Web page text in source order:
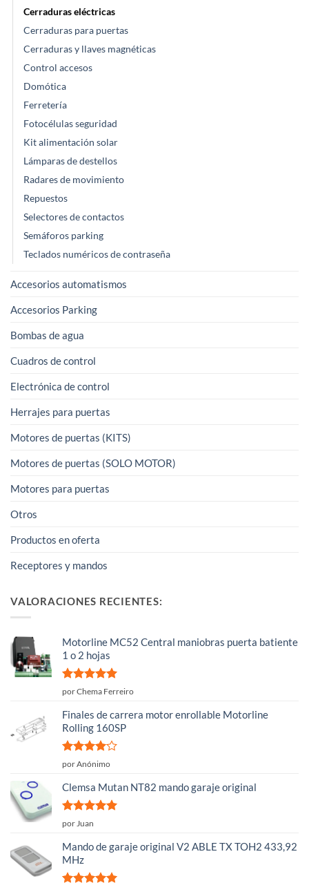
Cerraduras eléctricas
Cerraduras para puertas
Cerraduras y llaves magnéticas
Control accesos
Domótica
Ferretería
Fotocélulas seguridad
Kit alimentación solar
Lámparas de destellos
Radares de movimiento
Repuestos
Selectores de contactos
Semáforos parking
Teclados numéricos de contraseña
Accesorios automatismos
Accesorios Parking
Bombas de agua
Cuadros de control
Electrónica de control
Herrajes para puertas
Motores de puertas (KITS)
Motores de puertas (SOLO MOTOR)
Motores para puertas
Otros
Productos en oferta
Receptores y mandos
VALORACIONES RECIENTES:
Motorline MC52 Central maniobras puerta batiente
1 o 2 hojas
Valorado
por Chema Ferreiro
Finales de carrera motor enrollable Motorline
Rolling 160SP
Valorado
5
por Anónimo
Clemsa Mutan NT82 mando garaje original
Valorado
por Juan
Mando de garaje original V2 ABLE TX TOH2 433,92
MHz